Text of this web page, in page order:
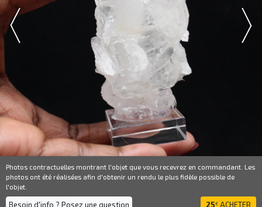
Photos contractuelles montrant l'objet que vous recevrez en commandant. Les
photos ont été réalisées afin d'obtenir un rendu le plus fidèle possible de
l'objet.
Besoin d'info ? Posez une question 25€ ACHETER